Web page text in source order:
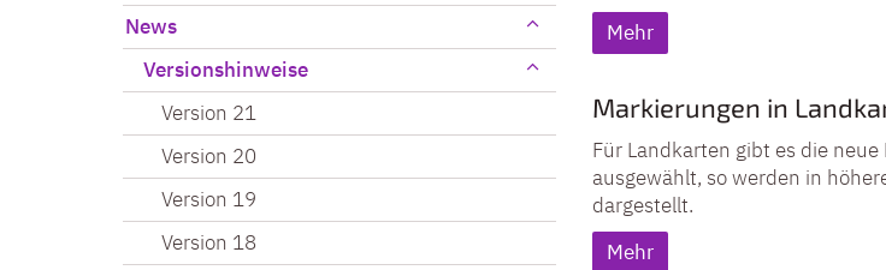
Mehr
Markierungen in
Für Landkarten gibt es die
ausgewählt, so werden in
dargestellt.
Mehr
News
Versionshinweise
Version 21
Version 20
Version 19
Version 18